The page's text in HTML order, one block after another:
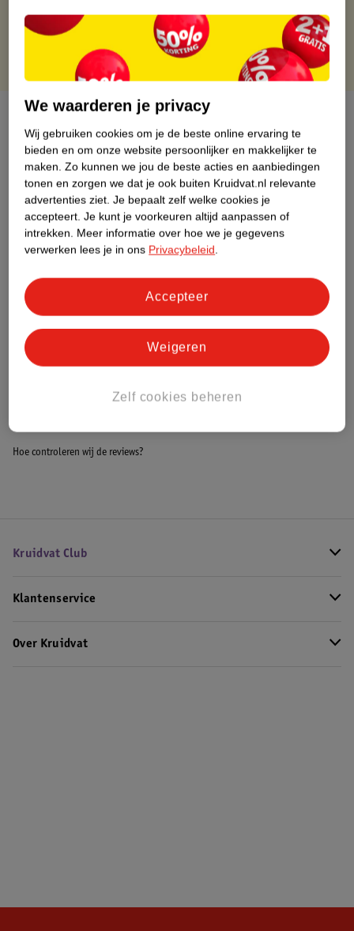
Gratis punten met je Kruidvat kaart
Over dit product
Productinformatie
Nature Impact Score
Dit product heeft (nog) geen Nature
Impact Score.
Meer informatie
Bestel & Bezorginformatie
Hoe controleren wij de reviews?
Kruidvat Club
Klantenservice
Over Kruidvat
We waarderen je privacy
Wij gebruiken cookies om je de beste online ervaring te
bieden en om onze website persoonlijker en makkelijker te
maken. Zo kunnen we jou de beste acties en aanbiedingen
tonen en zorgen we dat je ook buiten Kruidvat.nl relevante
advertenties ziet. Je bepaalt zelf welke cookies je
accepteert. Je kunt je voorkeuren altijd aanpassen of
intrekken. Meer informatie over hoe we je gegevens
verwerken lees je in ons Privacybeleid.
Zelf cookies beheren
Weigeren
Accepteer